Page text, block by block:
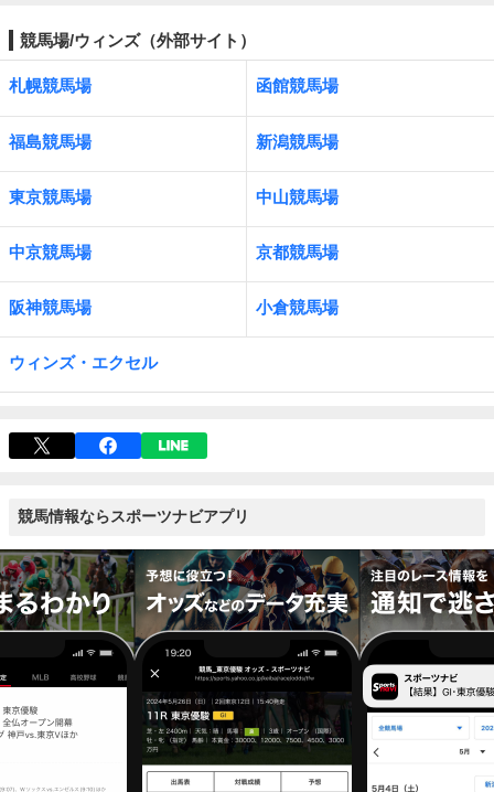
競馬場/ウィンズ（外部サイト）
札幌競馬場 函館競馬場
福島競馬場 新潟競馬場
東京競馬場 中山競馬場
中京競馬場 京都競馬場
阪神競馬場 小倉競馬場
ウィンズ・エクセル
競馬情報ならスポーツナビアプリ